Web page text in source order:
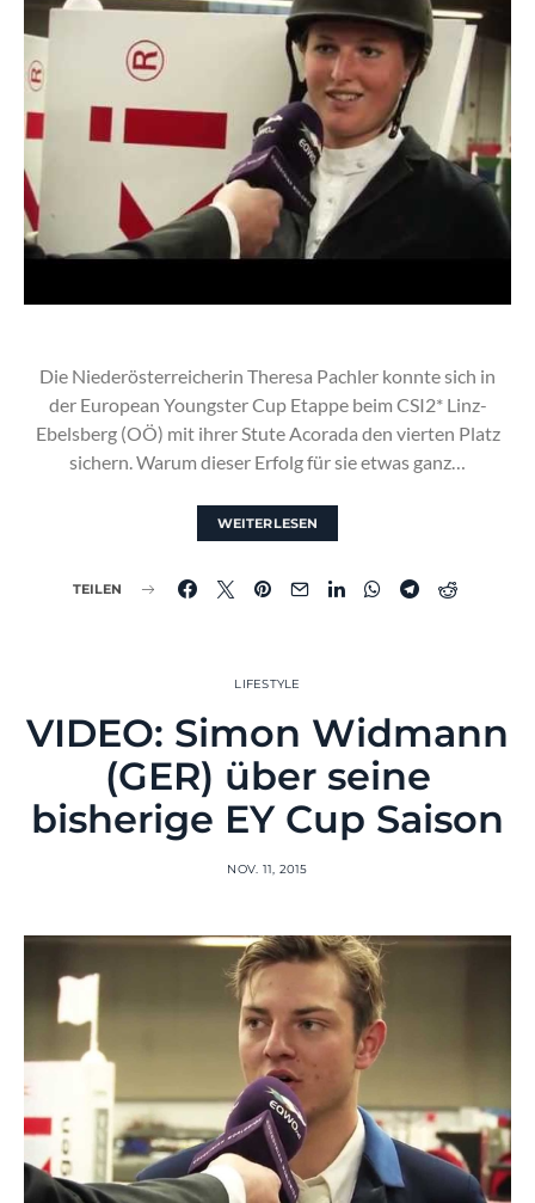
Die Niederösterreicherin Theresa Pachler konnte sich in
der European Youngster Cup Etappe beim CSI2* Linz-
Ebelsberg (OÖ) mit ihrer Stute Acorada den vierten Platz
sichern. Warum dieser Erfolg für sie etwas ganz…
WEITERLESEN
TEILEN
LIFESTYLE
VIDEO: Simon Widmann
(GER) über seine
bisherige EY Cup Saison
NOV. 11, 2015